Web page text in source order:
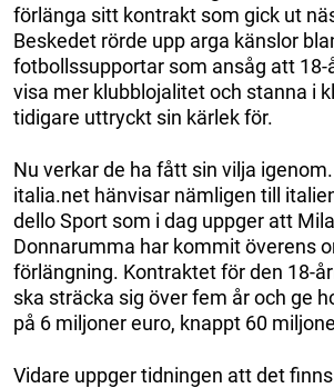
förlänga sitt kontrakt som gick ut
Beskedet rörde upp arga känslor
fotbollssupportar som ansåg att 18-
visa mer klubblojalitet och stanna i
tidigare uttryckt sin kärlek för.
Nu verkar de ha fått sin vilja
italia.net hänvisar nämligen till
dello Sport som i dag uppger att
Donnarumma har kommit överens
förlängning. Kontraktet för den 18-
ska sträcka sig över fem år och ge
på 6 miljoner euro, knappt 60
Vidare uppger tidningen att det